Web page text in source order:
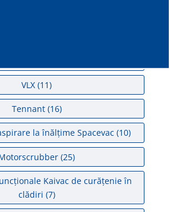
VLX (11)
Tennant (16)
la înălțime Spacevac (10)
(25)
Kaivac de curățenie în
clădiri (7)